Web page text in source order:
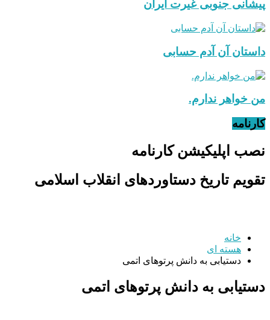
پیشانی جنوبی غیرت ایران
داستان آن آدم حسابی
من خواهر ندارم.
کارنامه
نصب اپلیکیشن کارنامه
تقویم تاریخ دستاوردهای انقلاب اسلامی
خانه
هسته ای
دستیابی به دانش پرتوهای اتمی
دستیابی به دانش پرتوهای اتمی